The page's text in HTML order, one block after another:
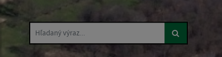
Hľadaný výraz...